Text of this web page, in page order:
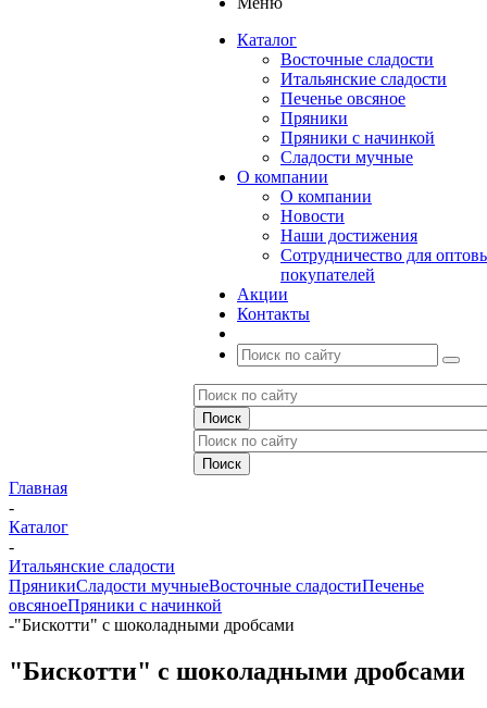
Каталог
Восточные сладости
Итальянские сладости
Печенье овсяное
Пряники
Пряники с начинкой
Сладости мучные
О компании
О компании
Новости
Наши достижения
Сотрудничество для
покупателей
Акции
Контакты
Главная
-
Каталог
-
Итальянские сладости
ПряникиСладости мучныеВосточные сладостиПеченье
овсяноеПряники с начинкой
-"Бискотти" с шоколадными дробсами
"Бискотти" с шоколадными дробсами